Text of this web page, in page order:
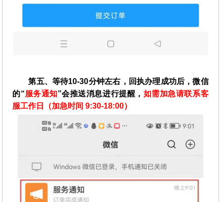
第五、等待10-30分钟左右，回执办理成功后，微信
的“服务通知”会推送消息进行提醒， 如需加急请联系客
服工作日（加急时间 9:30-18:00）